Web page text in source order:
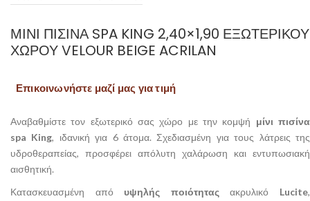
ΜΊΝΙ ΠΙΣΊΝΑ SPA KING 2,40×1,90 ΕΞΩΤΕΡΙΚΟΎ
ΧΏΡΟΥ VELOUR BEIGE ACRILAN
Επικοινωνήστε μαζί μας για τιμή
Αναβαθμίστε τον εξωτερικό σας χώρο με την κομψή μίνι πισίνα
spa King, ιδανική για 6 άτομα. Σχεδιασμένη για τους λάτρεις της
υδροθεραπείας, προσφέρει απόλυτη χαλάρωση και εντυπωσιακή
αισθητική.
Κατασκευασμένη από υψηλής ποιότηταςακρυλικό Lucite,